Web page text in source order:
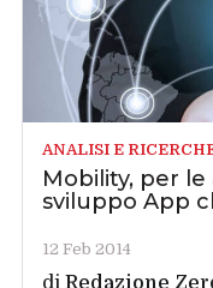
ANALISI E
Mobility, per
sviluppo App
12 Feb 2014
diRedazione